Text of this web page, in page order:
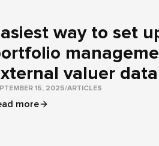
way to set
valuer data
15, 2025/ARTICLES
more